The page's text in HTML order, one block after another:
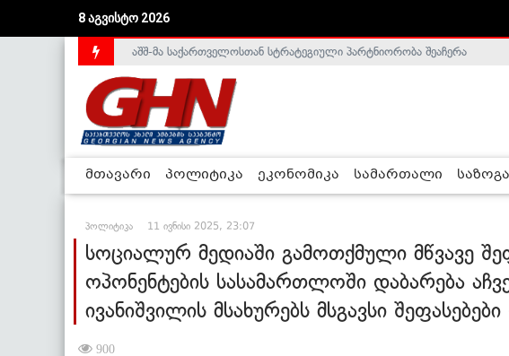
8 აგვისტო 2026
საქართველოს დე-ფაქტო მთავრობა არალეგიტიმურია - ჰელსინკის
აშშ-მა საქართველოსთან სტრატეგიული პარტნიორობა შეაჩერა
მთავარი პოლიტიკა ეკონომიკა სამართალი
პოლიტიკა 11 ივნისი 2025, 23:07
სოციალურ მედიაში გამოთქმული მწვავე
ოპონენტების სასამართლოში დაბარება
ივანიშვილის მსახურებს მსგავსი
900